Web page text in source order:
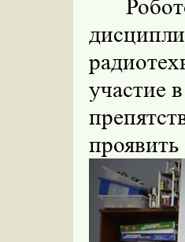
участие
проявить